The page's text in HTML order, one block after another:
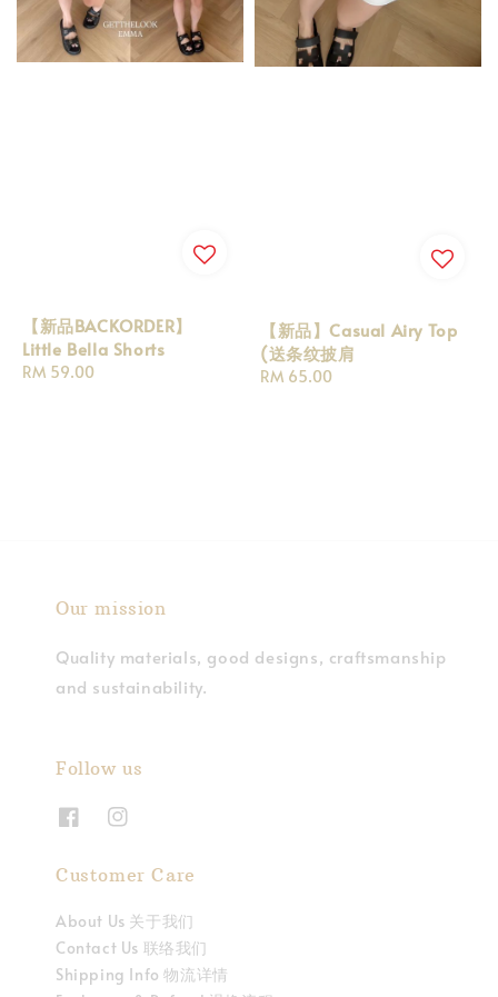
【新品BACKORDER】
Little Bella Shorts
Regular
RM 59.00
【新品】Casual Airy Top
(送条纹披肩
Regular
RM 65.00
Our mission
Quality materials, good designs, craftsmanship
and sustainability.
Follow us
Customer Care
About Us 关于我们
Contact Us 联络我们
Shipping Info 物流详情